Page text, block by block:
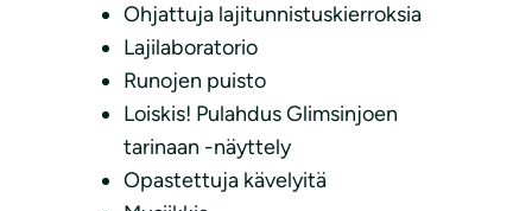
Ohjattuja lajitunnistuskierroksia
Lajilaboratorio
Runojen puisto
Loiskis! Pulahdus Glimsinjoen
tarinaan -näyttely
Opastettuja kävelyitä